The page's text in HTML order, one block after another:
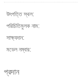
উৎপত্তি স্থল:
পরিচিতিমুলক নাম:
সাক্ষ্যদান:
মডেল নম্বার:
প্রদান